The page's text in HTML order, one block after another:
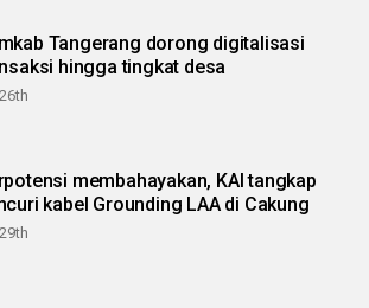
Tangerang dorong digitalisasi
hingga tingkat desa
membahayakan, KAI tangkap
kabel Grounding LAA di Cakung